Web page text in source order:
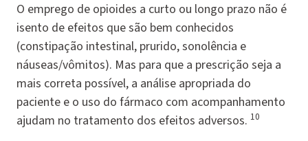
O emprego de opioides a curto ou longo prazo não é
isento de efeitos que são bem conhecidos
(constipação intestinal, prurido, sonolência e
náuseas/vômitos). Mas para que a prescrição seja a
mais correta possível, a análise apropriada do
paciente e o uso do fármaco com acompanhamento
ajudam no tratamento dos efeitos adversos. 10